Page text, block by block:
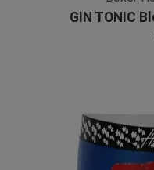
GIN TONIC